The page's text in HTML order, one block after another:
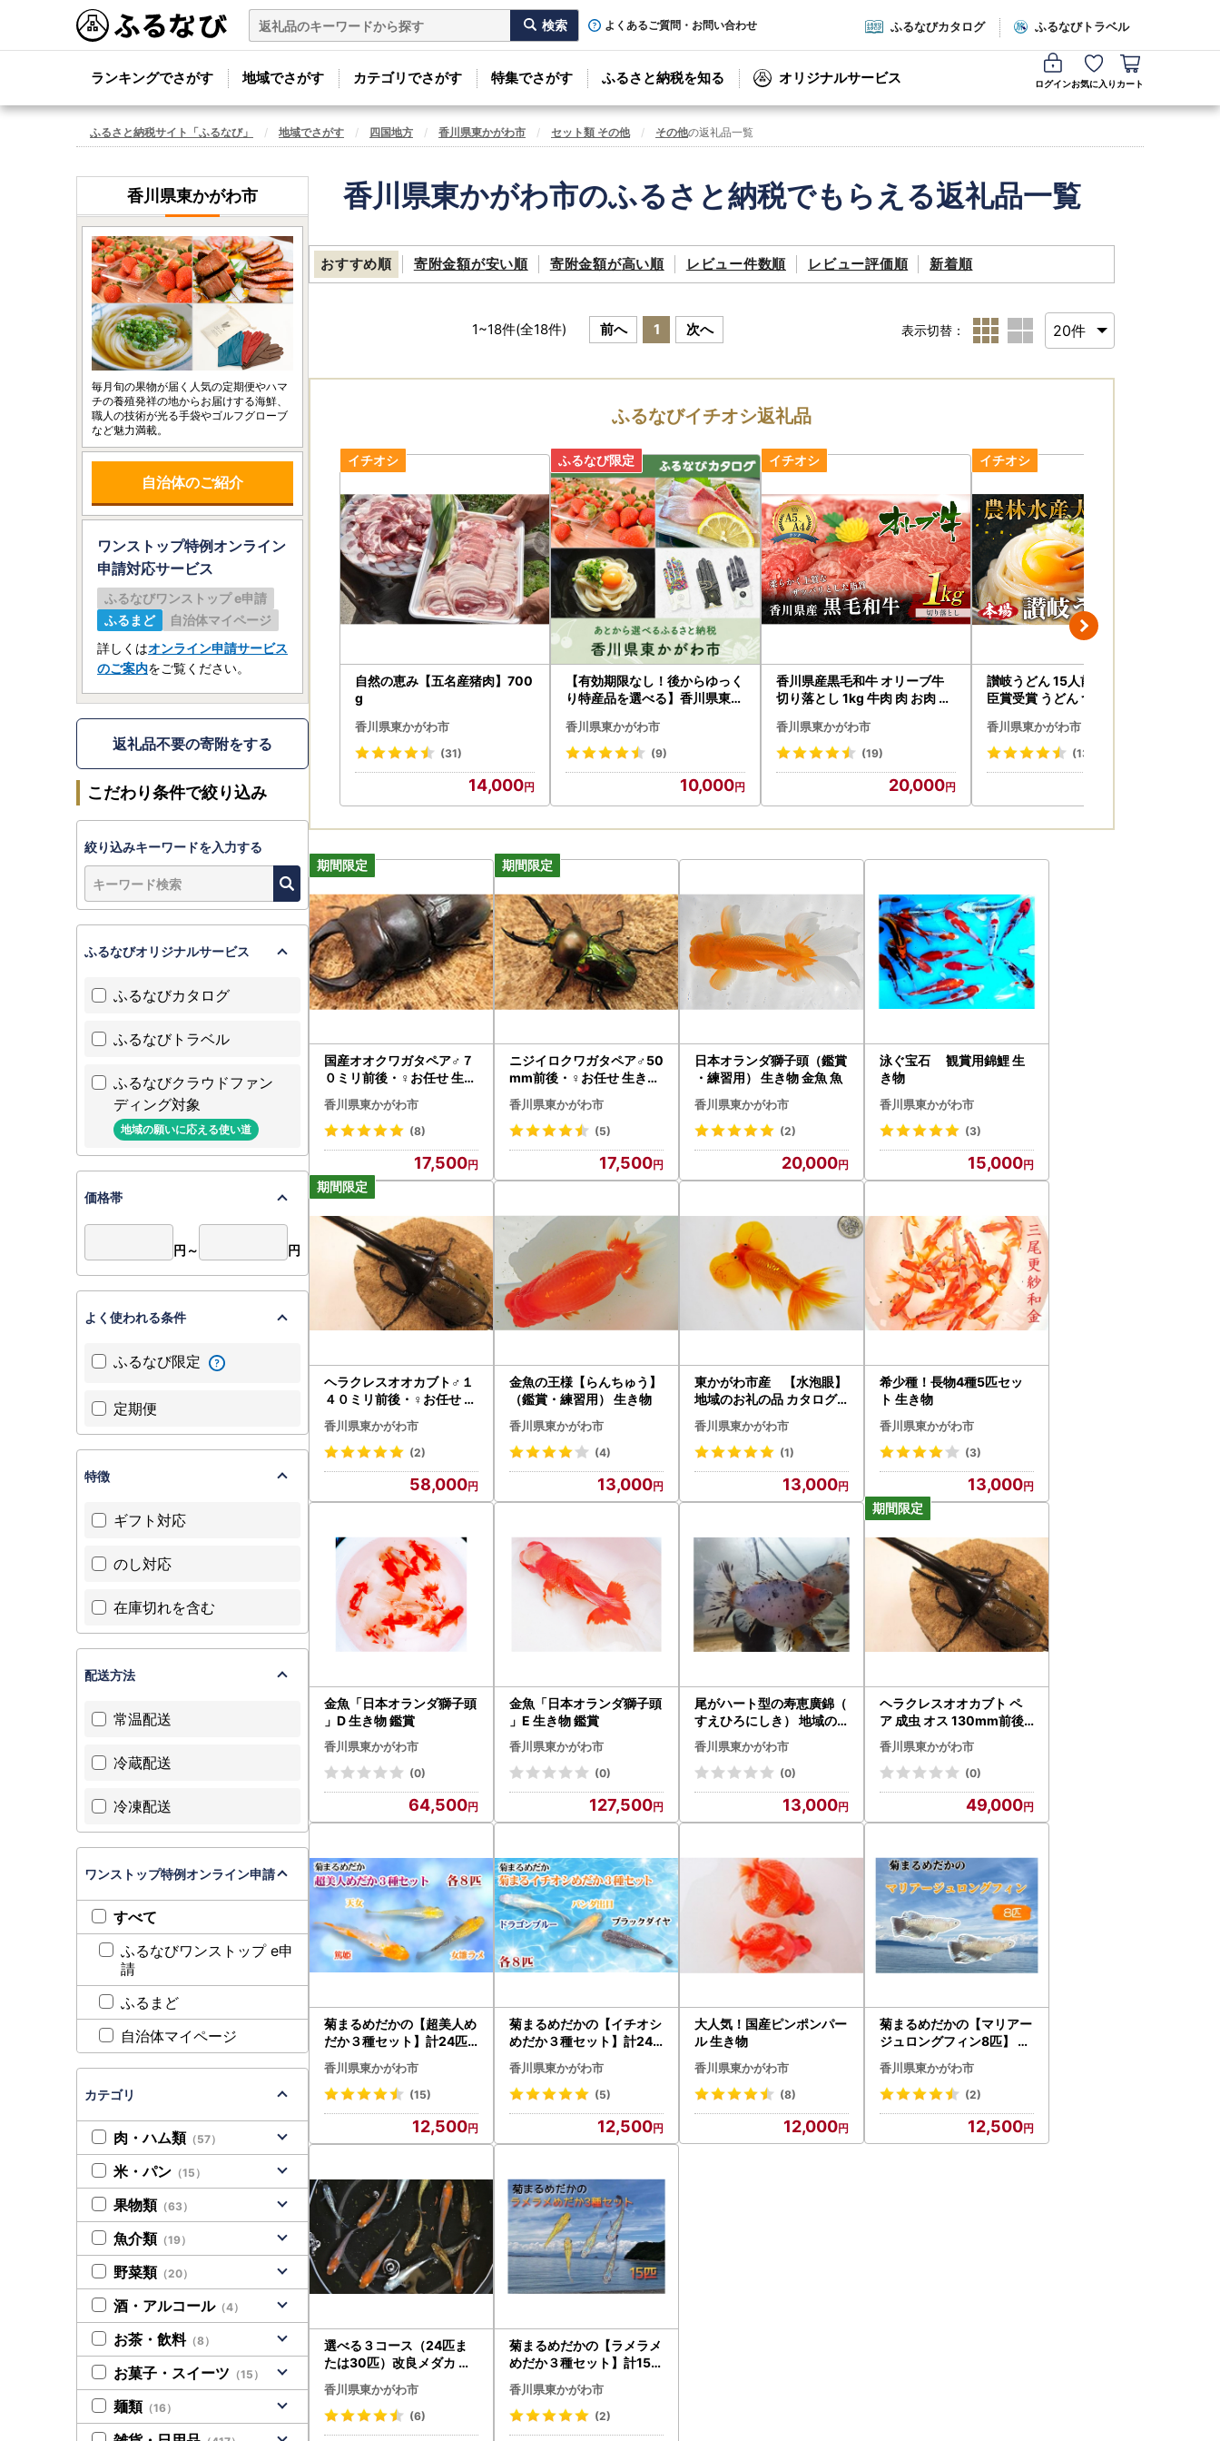
よくあるご質問・お問い合わせ ふるなびカタログ ふるなびトラベル
ランキングでさがす 地域でさがす カテゴリでさがす 特集でさがす ふるさと納税を知る オリジナルサービス ログインお気に入り カート
ふるさと納税サイト「ふるなび」 地域でさがす 四国地方 香川県東かがわ市 セット類 その他 その他の返礼品一覧
香川県東かがわ市のふるさと納税でもらえる返礼品一覧
おすすめ順 寄附金額が安い順 寄附金額が高い順 レビュー件数順 レビュー評価順 新着順
1~18件(全18件) 前へ 1 次へ 表示切替：
ふるなびイチオシ返礼品
自然の恵み【五名産猪肉】700
g
香川県東かがわ市
(31)
14,000
【有効期限なし！後からゆっく
り特産品を選べる】香川県東か
香川県東かがわ市
(9)
10,000
香川県産黒毛和牛 オリーブ牛
切り落とし 1kg 牛肉 肉 お肉 和
5 香川 香川県 東かがわ市
香川県東かがわ市
(19)
20,000
讃岐うどん 15人前 農林水産大
臣賞受賞 うどん つゆ付き うど
ぬきうどん 香川 香川県 東かが
わ市
香川県東かがわ市
(139)
国産オオクワガタペア♂７
０ミリ前後・♀お任せ 生き
物生き物
香川県東かがわ市
(8)
17,500
ニジイロクワガタペア♂50
mm前後・♀お任せ 生き物
生き物
香川県東かがわ市
(5)
17,500
日本オランダ獅子頭（鑑賞
・練習用） 生き物 金魚 魚
香川県東かがわ市
(2)
20,000
泳ぐ宝石 観賞用錦鯉 生
き物
香川県東かがわ市
(3)
15,000
ヘラクレスオオカブト♂１
４０ミリ前後・♀お任せ 生
き物生き物
香川県東かがわ市
(2)
58,000
金魚の王様【らんちゅう】
（鑑賞・練習用） 生き物
香川県東かがわ市
(4)
13,000
東かがわ市産 【水泡眼】
地域のお礼の品 カタログ
生き物
香川県東かがわ市
(1)
13,000
希少種！長物4種5匹セッ
ト 生き物
香川県東かがわ市
(3)
13,000
金魚「日本オランダ獅子頭
」D 生き物 鑑賞
香川県東かがわ市
(0)
64,500
金魚「日本オランダ獅子頭
」E 生き物 鑑賞
香川県東かがわ市
(0)
127,500
尾がハート型の寿恵廣錦（
すえひろにしき） 地域の
お礼の品 カタログ 生き物
ガラス水槽 飼育 生体 魚
香川県東かがわ市
(0)
13,000
ヘラクレスオオカブト ペ
ア 成虫 オス 130mm前後
メス お任せ カブトムシ 昆
虫 生き物 生体 プレゼント
贈り物 ギフト 子供 男の子
香川 香川県 東かがわ市
香川県東かがわ市
(0)
49,000
菊まるめだかの【超美人め
だか３種セット】計24匹
生き物 メダカ お魚 ペット
香川県東かがわ市
(15)
12,500
菊まるめだかの【イチオシ
めだか３種セット】計24
匹 生き物 メダカ お魚 ペッ
ト
香川県東かがわ市
(5)
12,500
大人気！国産ピンポンパー
ル 生き物
香川県東かがわ市
(8)
12,000
菊まるめだかの【マリアー
ジュロングフィン8匹】 生
き物 魚 観賞魚 ヒレ フサフ
サ 青白い光 キラキラ 雄 雌
幼魚 若魚 ペット 飼育 玄関
リビング
香川県東かがわ市
(2)
12,500
選べる３コース（24匹ま
たは30匹）改良メダカ 生
き物 めだか 死着保証 (3)ミ
ックス30匹セット8種類以
上
香川県東かがわ市
(6)
菊まるめだかの【ラメラメ
めだか３種セット】計15匹
生き物 生体 魚 観賞魚 アク
アリウム サファイア サボ
テン サボラメ スズラン ス
ーパーラメ 改 天界 若魚
香川県東かがわ市
(2)
香川県東かがわ市
毎月旬の果物が届く人気の定期便やハマ
チの養殖発祥の地からお届けする海鮮、
職人の技術が光る手袋やゴルフグローブ
など魅力満載。
自治体のご紹介
ワンストップ特例オンライン
申請対応サービス
ふるなびワンストップ e申請
ふるまど
自治体マイページ
詳しくはオンライン申請サービス
のご案内をご覧ください。
返礼品不要の寄附をする
こだわり条件で絞り込み
絞り込みキーワードを入力する
ふるなびオリジナルサービス
ふるなびカタログ
ふるなびトラベル
ふるなびクラウドファン
ディング対象
地域の願いに応える使い道
価格帯
円～ 円
よく使われる条件
ふるなび限定
定期便
特徴
ギフト対応
のし対応
在庫切れを含む
配送方法
常温配送
冷蔵配送
冷凍配送
ワンストップ特例オンライン申請
すべて
ふるなびワンストップ e申
請
ふるまど
自治体マイページ
カテゴリ
肉・ハム類 （57）
米・パン （15）
果物類 （63）
魚介類 （19）
野菜類 （20）
酒・アルコール（4）
お茶・飲料（8）
お菓子・スイーツ （15）
麺類 （16）